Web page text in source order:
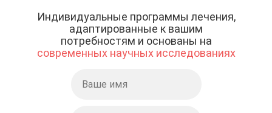
Индивидуальные программы лечения,
адаптированные к вашим
потребностям и основаны на
современных научных исследованиях